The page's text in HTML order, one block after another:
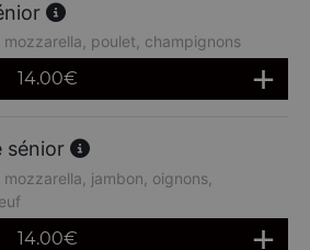
poulet, champignons
14.00€
sénior
jambon, oignons,
14.00€